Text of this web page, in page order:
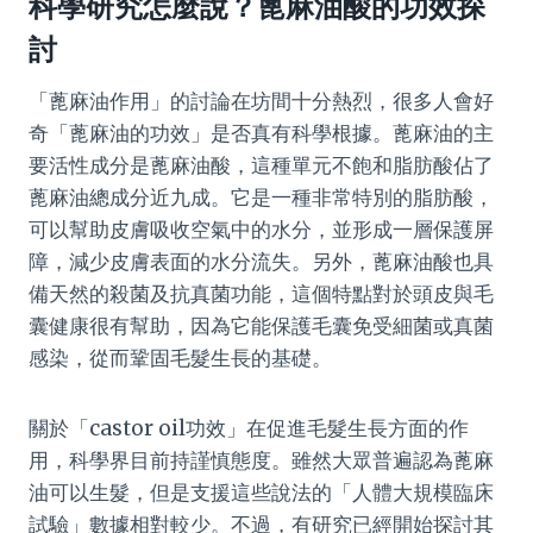
討
「蓖麻油作用」的討論在坊間十分熱烈，很多人會好
奇「蓖麻油的功效」是否真有科學根據。蓖麻油的主
要活性成分是蓖麻油酸，這種單元不飽和脂肪酸佔了
蓖麻油總成分近九成。它是一種非常特別的脂肪酸，
可以幫助皮膚吸收空氣中的水分，並形成一層保護屏
障，減少皮膚表面的水分流失。另外，蓖麻油酸也具
備天然的殺菌及抗真菌功能，這個特點對於頭皮與毛
囊健康很有幫助，因為它能保護毛囊免受細菌或真菌
感染，從而鞏固毛髮生長的基礎。
關於「castor oil功效」在促進毛髮生長方面的作
用，科學界目前持謹慎態度。雖然大眾普遍認為蓖麻
油可以生髮，但是支援這些說法的「人體大規模臨床
試驗」數據相對較少。不過，有研究已經開始探討其